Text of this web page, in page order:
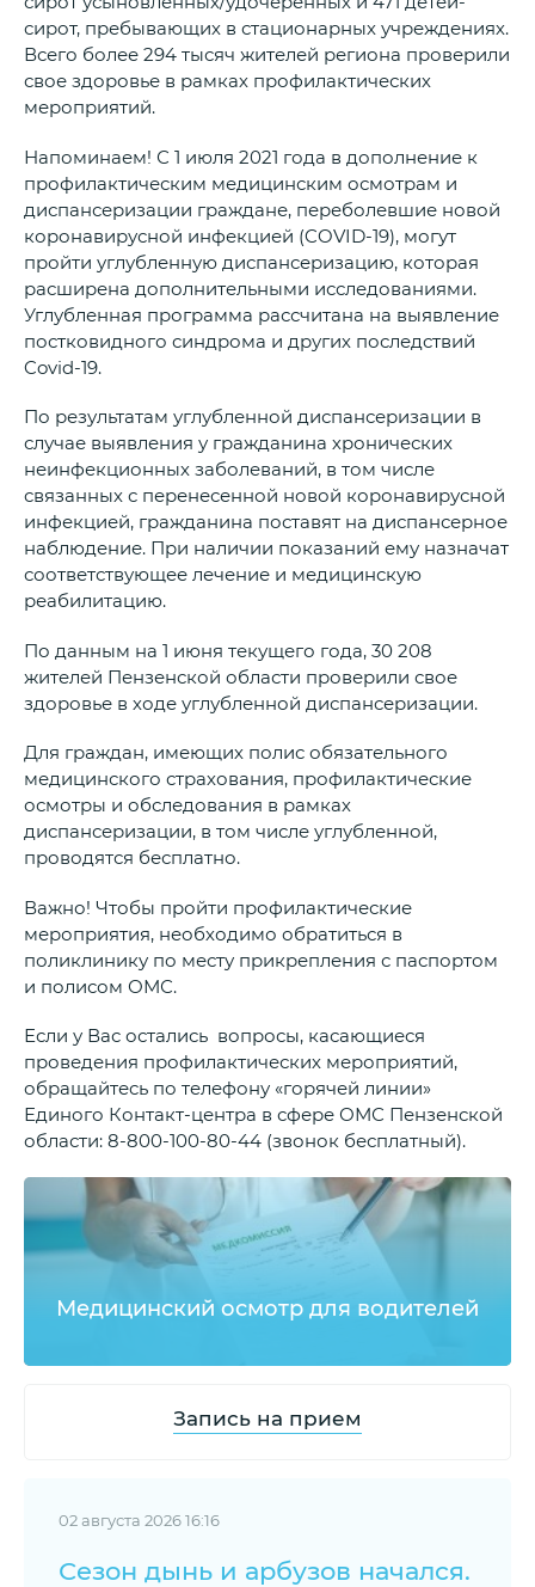
сирот, пребывающих в стационарных учреждениях.
Всего более 294 тысяч жителей региона проверили
свое здоровье в рамках профилактических
мероприятий.
Напоминаем! С 1 июля 2021 года в дополнение к
профилактическим медицинским осмотрам и
диспансеризации граждане, переболевшие новой
коронавирусной инфекцией (COVID-19), могут
пройти углубленную диспансеризацию, которая
расширена дополнительными исследованиями.
Углубленная программа рассчитана на выявление
постковидного синдрома и других последствий
Covid-19.
По результатам углубленной диспансеризации в
случае выявления у гражданина хронических
неинфекционных заболеваний, в том числе
связанных с перенесенной новой коронавирусной
инфекцией, гражданина поставят на диспансерное
наблюдение. При наличии показаний ему назначат
соответствующее лечение и медицинскую
реабилитацию.
По данным на 1 июня текущего года, 30 208
жителей Пензенской области проверили свое
здоровье в ходе углубленной диспансеризации.
Для граждан, имеющих полис обязательного
медицинского страхования, профилактические
осмотры и обследования в рамках
диспансеризации, в том числе углубленной,
проводятся бесплатно.
Важно! Чтобы пройти профилактические
мероприятия, необходимо обратиться в
поликлинику по месту прикрепления с паспортом
и полисом ОМС.
Если у Вас остались вопросы, касающиеся
проведения профилактических мероприятий,
обращайтесь по телефону «горячей линии»
Единого Контакт-центра в сфере ОМС Пензенской
области: 8-800-100-80-44 (звонок бесплатный).
Медицинский осмотр для водителей
Запись на прием
02 августа 2026 16:16
Сезон дынь и арбузов начался.